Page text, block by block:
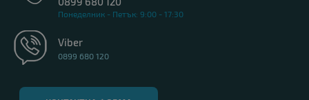
Понеделник - Петък: 9:00 - 17:30
Viber
0899 680 120